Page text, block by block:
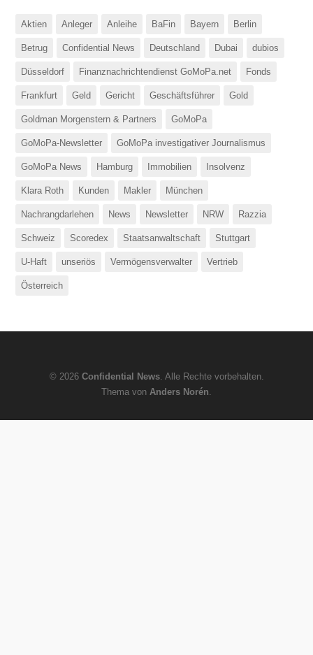
Aktien Anleger Anleihe BaFin Bayern Berlin
Betrug Confidential News Deutschland Dubai dubios
Düsseldorf Finanznachrichtendienst GoMoPa.net Fonds
Frankfurt Geld Gericht Geschäftsführer Gold
Goldman Morgenstern & Partners GoMoPa
GoMoPa-Newsletter GoMoPa investigativer Journalismus
GoMoPa News Hamburg Immobilien Insolvenz
Klara Roth Kunden Makler München
Nachrangdarlehen News Newsletter NRW Razzia
Schweiz Scoredex Staatsanwaltschaft Stuttgart
U-Haft unseriös Vermögensverwalter Vertrieb
Österreich
© 2026 Confidential News. Alle Rechte vorbehalten.
Thema von Anders Norén.